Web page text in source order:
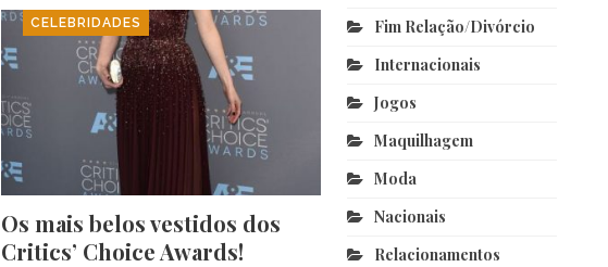
CELEBRIDADES
Os mais belos vestidos dos
Critics’ Choice Awards!
Fim Relação/divórcio
Internacionais
Jogos
Maquilhagem
Moda
Nacionais
Relacionamentos